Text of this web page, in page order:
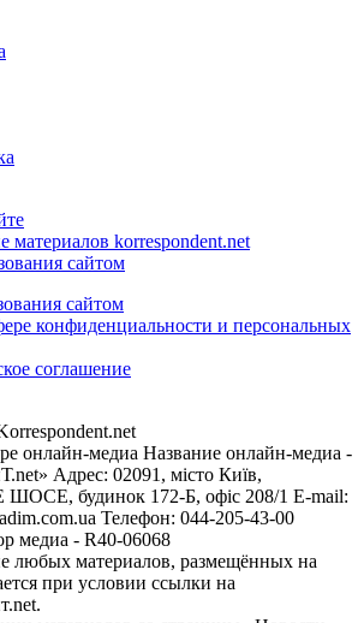
материалов korrespondent.net
сайтом
сайтом
конфиденциальности и персональных
соглашение
онлайн-медиа Название онлайн-медиа -
Адрес: 02091, місто Київ,
будинок 172-Б, офіс 208/1 E-mail:
Телефон: 044-205-43-00
медиа - R40-06068
любых материалов, размещённых на
при условии ссылки на